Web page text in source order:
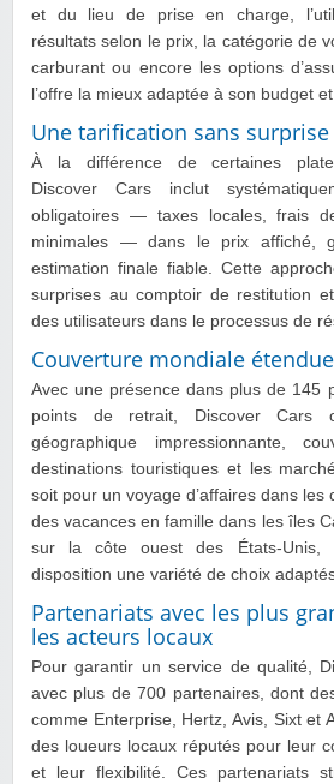
et du lieu de prise en charge,
résultats selon le prix, la catégorie de
carburant ou encore les options
l’offre la mieux adaptée à son budget
Une tarification sans surprise
À la différence de certaines
Discover Cars inclut
obligatoires — taxes locales, frais
minimales — dans le prix affiché,
estimation finale fiable. Cette
surprises au comptoir de restitution
des utilisateurs dans le processus de
Couverture mondiale étendue
Avec une présence dans plus de 145
points de retrait, Discover Cars
géographique impressionnante,
destinations touristiques et les
soit pour un voyage d’affaires dans les
des vacances en famille dans les îles
sur la côte ouest des États-Unis,
disposition une variété de choix
Partenariats avec les plus
les acteurs locaux
Pour garantir un service de qualité,
avec plus de 700 partenaires, dont
comme Enterprise, Hertz, Avis, Sixt et
des loueurs locaux réputés pour leur
et leur flexibilité. Ces partenariats